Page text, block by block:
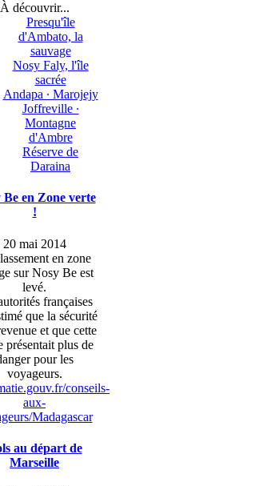
À découvrir...
Presqu'île
d'Ambato, la
sauvage
Nosy Faly, l'île
sacrée
Andapa ∙ Marojejy
Joffreville ∙
Montagne
d'Ambre
Réserve de
Daraina
Be en Zone verte
!
20 mai 2014
en zone
sur Nosy Be est
levé.
françaises
que la sécurité
et que cette
présentait plus de
pour les
voyageurs.
conseils-
aux-
Madagascar
au départ de
Marseille